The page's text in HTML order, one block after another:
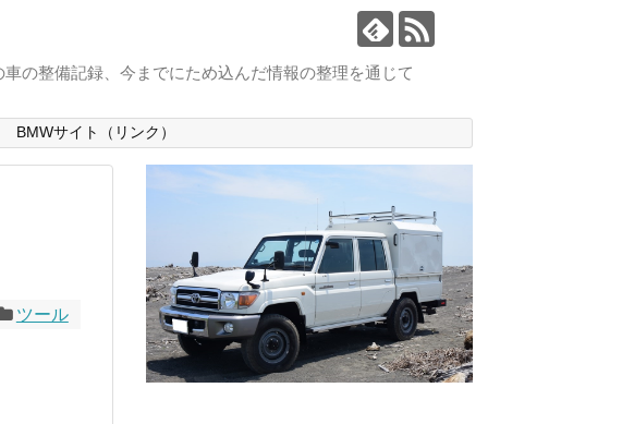
の整備記録、今までにため込んだ情報の整理を通じて
BMWサイト（リンク）
ツール